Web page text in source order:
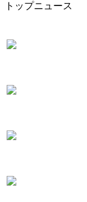
トップニュース